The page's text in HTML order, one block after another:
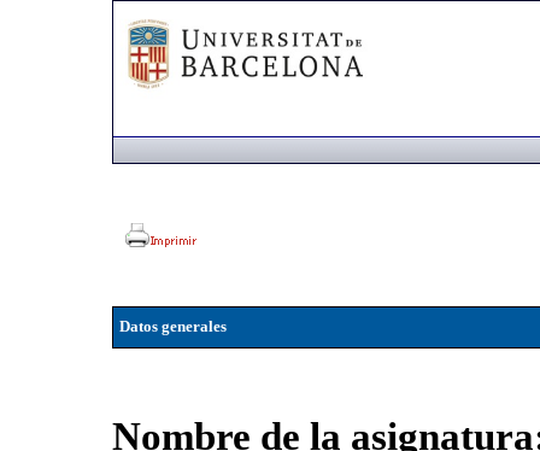
Datos generales
Nombre de la